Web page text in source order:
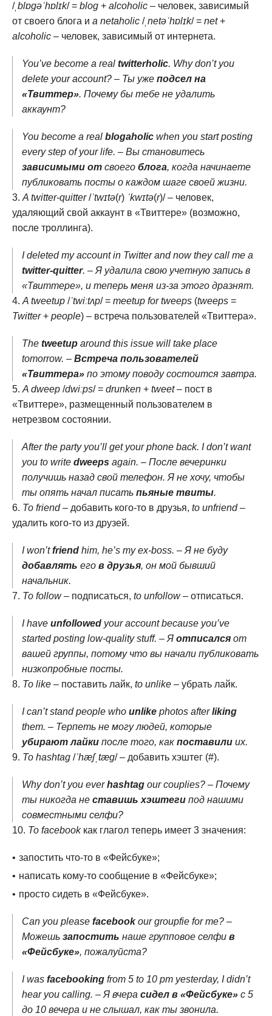
/ˌblɒɡəˈhɒlɪk/ = blog + alcoholic – человек, зависимый
от своего блога и a netaholic /ˌnetəˈhɒlɪk/ = net+
alcoholic – человек, зависимый от интернета.
You’ve become a real twitterholic. Why don’t you
delete your account? – Ты уже подсел на
«Твиттер». Почему бы тебе не удалить
аккаунт?
You become a real blogaholic when you start posting
every step of your life. – Вы становитесь
зависимыми от своего блога, когда начинаете
публиковать посты о каждом шаге своей жизни.
A twitter-quitter/ˈtwɪtə(r) ˈkwɪtə(r)/ – человек,
удаляющий свой аккаунт в «Твиттере» (возможно,
после троллинга).
I deleted my account in Twitter and now they call me a
twitter-quitter. – Я удалила свою учетную запись в
«Твиттере», и теперь меня из-за этого дразнят.
A tweetup /ˈtwiːtʌp/ = meetup for tweeps (tweeps =
Twitter+ people) – встреча пользователей «Твиттера».
The tweetup around this issue will take place
tomorrow. – Встреча пользователей
«Твиттера» по этому поводу состоится завтра.
A dweep /dwiːps/ = drunken + tweet– пост в
«Твиттере», размещенный пользователем в
нетрезвом состоянии.
After the party you’ll get your phone back. I don’t want
you to write dweeps again. – После вечеринки
получишь назад свой телефон. Я не хочу, чтобы
ты опять начал писать пьяные твиты.
To friend– добавить кого-то в друзья, to unfriend–
удалить кого-то из друзей.
I won’tfriend him, he’s my ex-boss. – Я не буду
добавлять его в друзья, он мой бывший
начальник.
To follow– подписаться, to unfollow– отписаться.
I have unfollowed your account because you’ve
started posting low-quality stuff. – Я отписался от
вашей группы, потому что вы начали публиковать
низкопробные посты.
To like – поставить лайк, to unlike – убрать лайк.
I can’t stand people who unlike photos afterliking
them. – Терпеть не могу людей, которые
убирают лайки после того, как поставили их.
To hashtag /ˈhæʃˌtæɡ/ – добавить хэштег (#).
Why don’t you everhashtag our couplies? – Почему
ты никогда не ставишь хэштеги под нашими
совместными селфи?
To facebookкак глагол теперь имеет 3 значения:
запостить что-то в «Фейсбуке»;
написать кому-то сообщение в «Фейсбуке»;
просто сидеть в «Фейсбуке».
Can you please facebookour groupfie for me? –
Можешь запостить наше групповое селфи в
«Фейсбуке», пожалуйста?
I was facebooking from 5 to 10 pm yesterday, I didn’t
hear you calling. – Я вчера сидел в «Фейсбуке» с 5
до 10 вечера и не слышал, как ты звонила.